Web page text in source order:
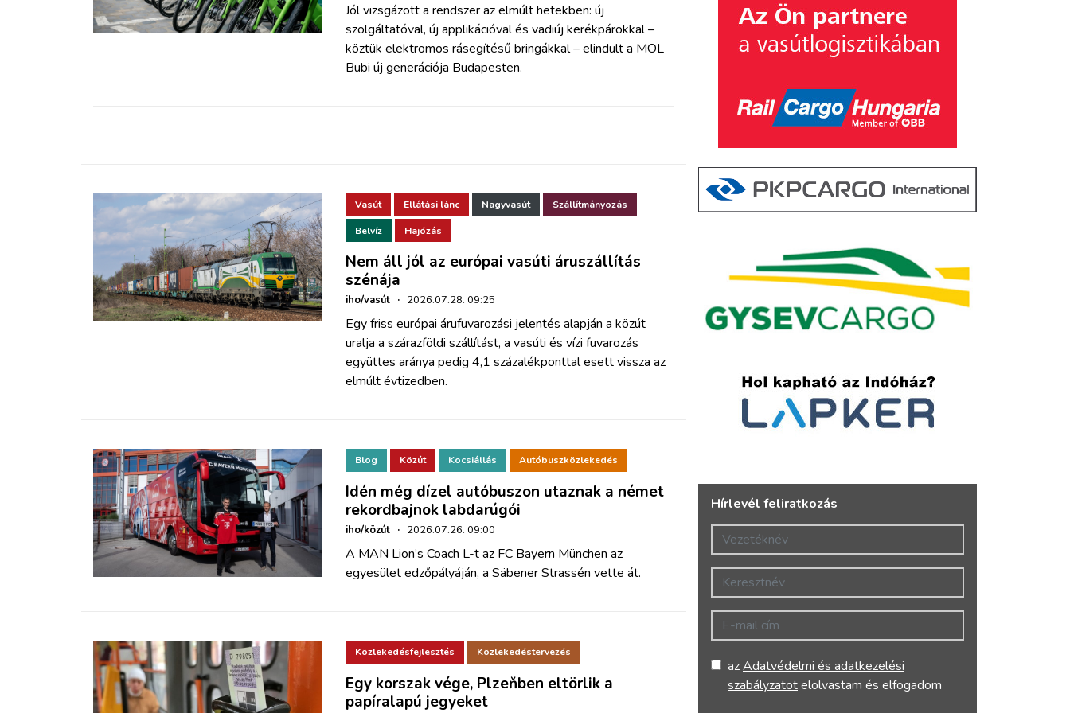
Jól vizsgázott a rendszer az elmúlt hetekben: új
szolgáltatóval, új applikációval és vadiúj kerékpárokkal –
köztük elektromos rásegítésű bringákkal – elindult a MOL
Bubi új generációja Budapesten.
Vasút Ellátási lánc Nagyvasút Szállítmányozás
Belvíz Hajózás
Nem áll jól az európai vasúti áruszállítás
szénája
iho/vasút · 2026.07.28. 09:25
Egy friss európai árufuvarozási jelentés alapján a közút
uralja a szárazföldi szállítást, a vasúti és vízi fuvarozás
együttes aránya pedig 4,1 százalékponttal esett vissza az
elmúlt évtizedben.
Blog Közút Kocsiállás Autóbuszközlekedés
Idén még dízel autóbuszon utaznak a német
rekordbajnok labdarúgói
iho/közút · 2026.07.26. 09:00
A MAN Lion’s Coach L-t az FC Bayern München az
egyesület edzőpályáján, a Säbener Strassén vette át.
Közlekedésfejlesztés Közlekedéstervezés
Egy korszak vége, Plzeňben eltörlik a
papíralapú jegyeket
Hírlevél feliratkozás
Vezetéknév
Keresztnév
E-mail cím
azAdatvédelmi és adatkezelési
szabályzatotelolvastam és elfogadom